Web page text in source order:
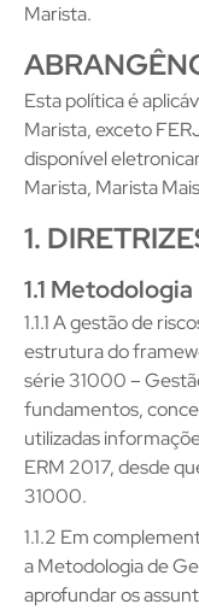
Marista.
Esta política é
Marista, exceto
disponível
Marista, Marista
1.
1.1 Metodologia
1.1.1 A gestão de
estrutura do
série 31000 –
fundamentos,
utilizadas
ERM 2017, desde
31000.
1.1.2 Em
a Metodologia de
aprofundar os